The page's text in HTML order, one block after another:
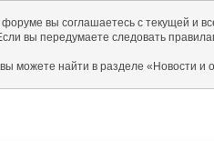
форуме вы соглашаетесь с текущей и
вы передумаете следовать
можете найти в разделе «Новости и